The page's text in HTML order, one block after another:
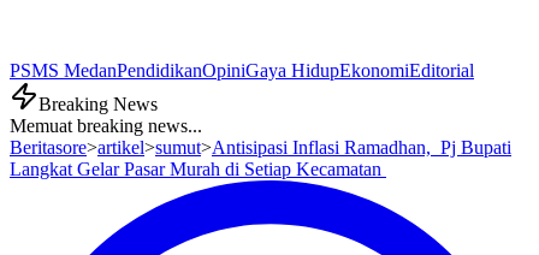
PSMS MedanPendidikanOpiniGaya HidupEkonomiEditorial
Breaking News
Memuat breaking news...
Beritasore>artikel>sumut>Antisipasi Inflasi Ramadhan, Pj Bupati
Langkat Gelar Pasar Murah di Setiap Kecamatan